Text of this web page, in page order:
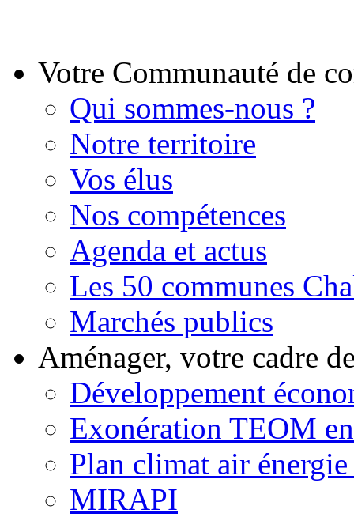
Votre Communauté de
Qui sommes-nous ?
Notre territoire
Vos élus
Nos compétences
Agenda et actus
Les 50 communes
Marchés publics
Aménager, votre cadre
Développement
Exonération TEOM
Plan climat air
MIRAPI